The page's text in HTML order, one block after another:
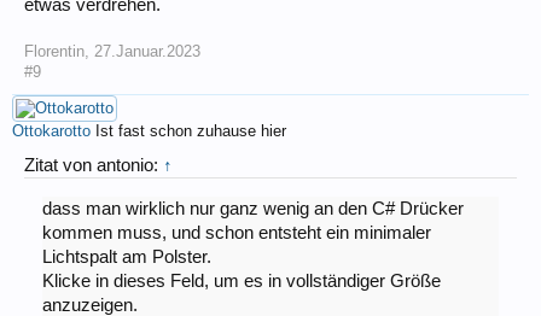
etwas verdrehen.
Florentin, 27.Januar.2023
#9
Ottokarotto Ist fast schon zuhause hier
Zitat von antonio: ↑
dass man wirklich nur ganz wenig an den C# Drücker
kommen muss, und schon entsteht ein minimaler
Lichtspalt am Polster.
Klicke in dieses Feld, um es in vollständiger Größe
anzuzeigen.